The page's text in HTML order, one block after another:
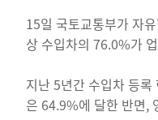
15일 국토교통부가 자
상 수입차의 76.0%가
지난 5년간 수입차 등록
은 64.9%에 달한 반면,